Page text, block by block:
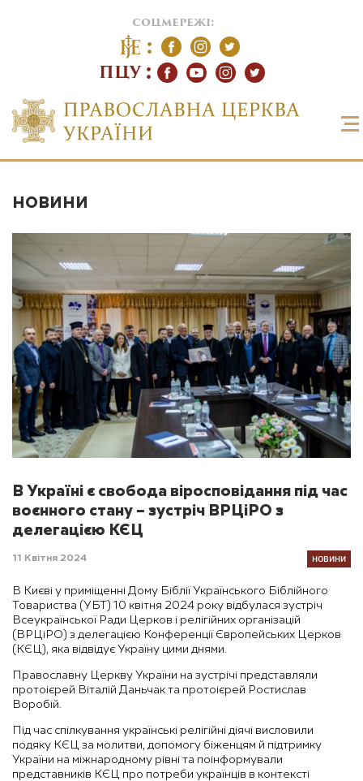
соцмережі:
ПЦУ
НОВИНИ
В Україні є свобода віросповідання під час
воєнного стану – зустріч ВРЦіРО з
делегацією КЄЦ
11 Квітня 2024 НОВИНИ
В Києві у приміщенні Дому Біблії Українського Біблійного
Товариства (УБТ) 10 квітня 2024 року відбулася зустріч
Всеукраїнської Ради Церков і релігійних організацій
(ВРЦіРО) з делегацією Конференції Європейських Церков
(КЄЦ), яка відвідує Україну цими днями.
Православну Церкву України на зустрічі представляли
протоієрей Віталій Даньчак та протоієрей Ростислав
Воробій.
Під час спілкування українські релігійні діячі висловили
подяку КЄЦ за молитви, допомогу біженцям й підтримку
України на міжнародному рівні та поінформували
представників КЄЦ про потреби українців в контексті